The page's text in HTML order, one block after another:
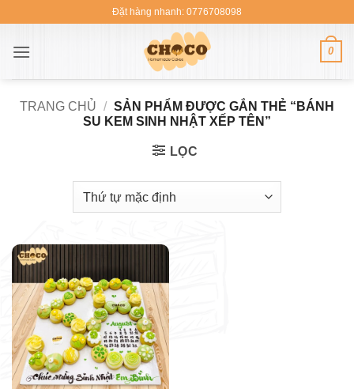
nội
Đặt hàng nhanh: 0776708098
0
TRANG CHỦ / SẢN PHẨM ĐƯỢC GẮN THẺ “BÁNH
SU KEM SINH NHẬT XẾP TÊN”
LỌC